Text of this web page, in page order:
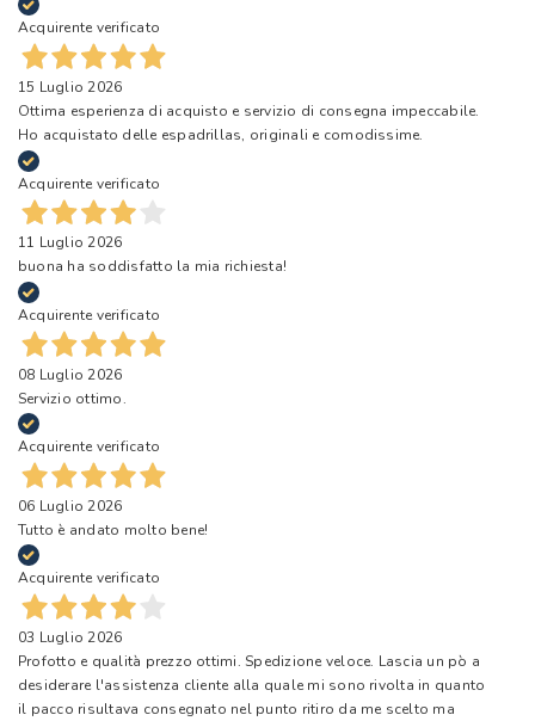
Acquirente verificato
15 Luglio 2026
Ottima esperienza di acquisto e servizio di consegna impeccabile.
Ho acquistato delle espadrillas, originali e comodissime.
Acquirente verificato
11 Luglio 2026
buona ha soddisfatto la mia richiesta!
Acquirente verificato
08 Luglio 2026
Servizio ottimo.
Acquirente verificato
06 Luglio 2026
Tutto è andato molto bene!
Acquirente verificato
03 Luglio 2026
Profotto e qualità prezzo ottimi. Spedizione veloce. Lascia un pò a
desiderare l'assistenza cliente alla quale mi sono rivolta in quanto
il pacco risultava consegnato nel punto ritiro da me scelto ma